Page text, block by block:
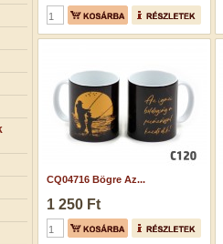
CQ04716 Bögre Az...
1 250 Ft